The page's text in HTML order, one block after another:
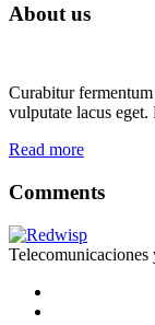
About us
Curabitur fermentum
vulputate lacus
Read more
Comments